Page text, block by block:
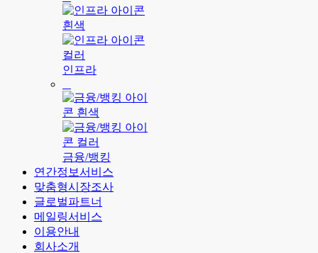
인프라
금융/뱅킹
연간정보서비스
맞춤형시장조사
글로벌파트너
메일링서비스
이용안내
회사소개